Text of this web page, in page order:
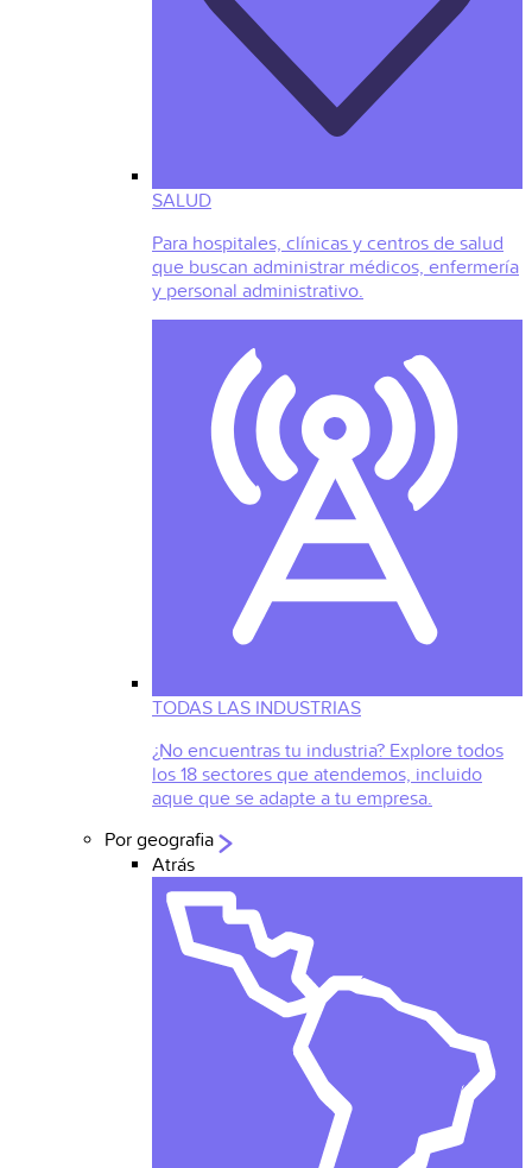
SALUD
Para hospitales, clínicas y centros de salud
que buscan administrar médicos, enfermería
y personal administrativo.
TODAS LAS INDUSTRIAS
¿No encuentras tu industria? Explore todos
los 18 sectores que atendemos, incluido
aque que se adapte a tu empresa.
Por geografia
Atrás